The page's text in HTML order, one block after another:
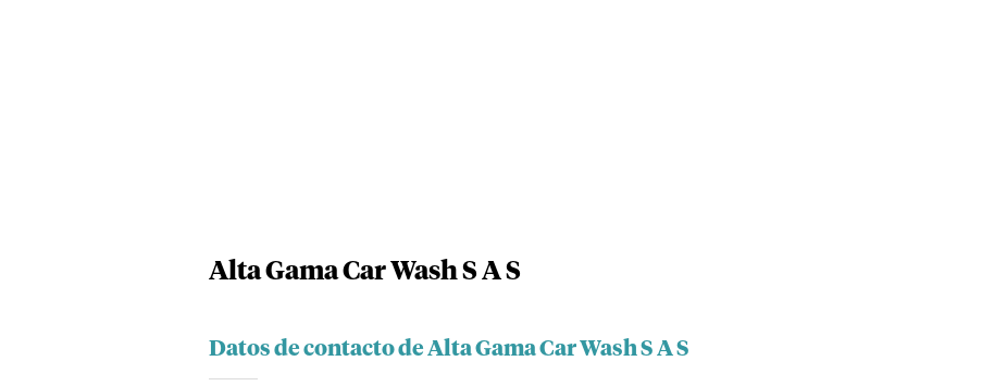
Alta Gama Car Wash S A S
Datos de contacto de Alta Gama Car Wash S A S